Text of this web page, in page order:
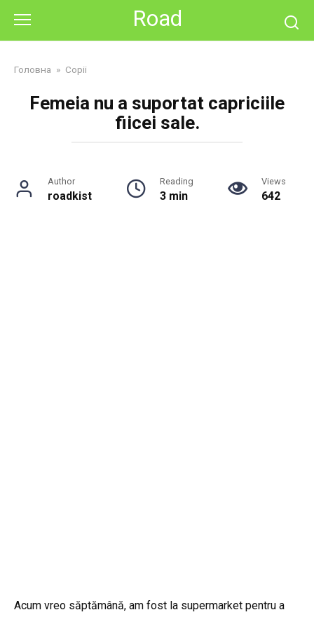
content
Road
Головна » Copii
Femeia nu a suportat capriciile
fiicei sale.
Author
roadkist
Reading
3 min
Views
642
Acum vreo săptămână, am fost la supermarket pentru a